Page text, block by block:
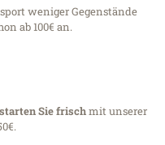
weniger Gegenstände
ab 100€ an.
starten Sie frischmit unserer